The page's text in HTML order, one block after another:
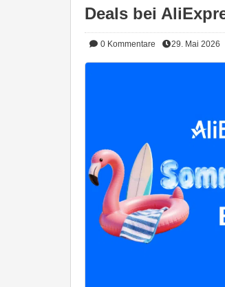
Deals bei
0 Kommentare 29. Mai 2026